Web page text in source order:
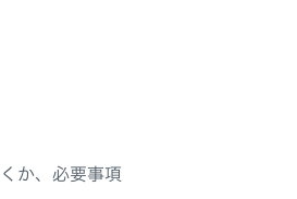
か、必要事項